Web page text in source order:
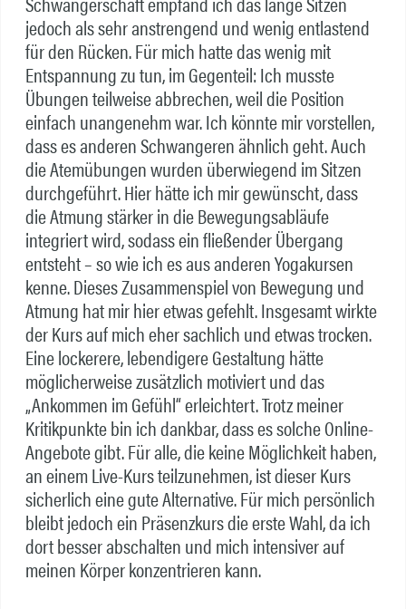
jedoch als sehr anstrengend und wenig entlastend
für den Rücken. Für mich hatte das wenig mit
Entspannung zu tun, im Gegenteil: Ich musste
Übungen teilweise abbrechen, weil die Position
einfach unangenehm war. Ich könnte mir vorstellen,
dass es anderen Schwangeren ähnlich geht. Auch
die Atemübungen wurden überwiegend im Sitzen
durchgeführt. Hier hätte ich mir gewünscht, dass
die Atmung stärker in die Bewegungsabläufe
integriert wird, sodass ein fließender Übergang
entsteht – so wie ich es aus anderen Yogakursen
kenne. Dieses Zusammenspiel von Bewegung und
Atmung hat mir hier etwas gefehlt. Insgesamt wirkte
der Kurs auf mich eher sachlich und etwas trocken.
Eine lockerere, lebendigere Gestaltung hätte
möglicherweise zusätzlich motiviert und das
„Ankommen im Gefühl“ erleichtert. Trotz meiner
Kritikpunkte bin ich dankbar, dass es solche Online-
Angebote gibt. Für alle, die keine Möglichkeit haben,
an einem Live-Kurs teilzunehmen, ist dieser Kurs
sicherlich eine gute Alternative. Für mich persönlich
bleibt jedoch ein Präsenzkurs die erste Wahl, da ich
dort besser abschalten und mich intensiver auf
meinen Körper konzentrieren kann.